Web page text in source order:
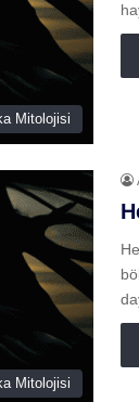
Mitolojisi
Mitolojisi